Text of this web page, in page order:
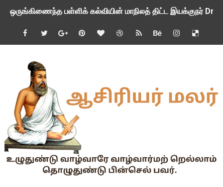
பள்ளி வளாகங்களில் அரசியல் / மத / சாதிய அமைப்புகளின்
ஆகஸ்ட் 3ம் தேதி அன்று உள்ளூர் விடுமுறை அறிவிப்பு
பி.லிட் மற்றும் பி.எட்உயர்கல்வி ஊக்க ஊதியம் பிடித்தம் செய்ய
சங்கங்களுடன் பள்ளிக்கல்வித்துறை அமைச்சர் நாளை
💻 மாணவர்கள் கட்டாயம் தெரிந்து கொள்ள வேண்டிய சிறந்த
🎓 B.E./B.Tech முடித்த பிறகு என்னென்ன போட்டித் தேர்வுகள்
TAPS Interim Payout - தெளிவுரைகள் வெளியீடு
GPF மீதான வட்டி வீதம் நிர்ணயம் செய்து அரசாணை வெளியீடு